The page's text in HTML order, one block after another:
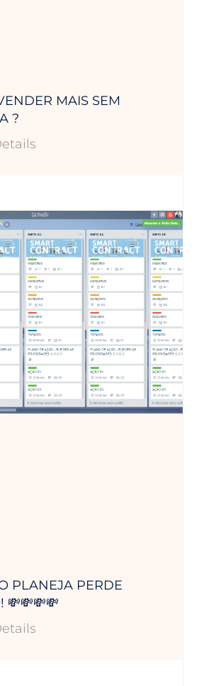
MAIS SEM
?
PLANEJA PERDE
💸💸💸💸